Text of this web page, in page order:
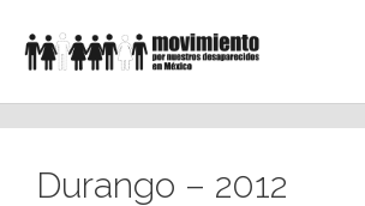
Durango – 2012